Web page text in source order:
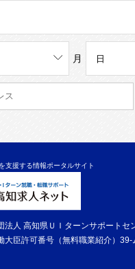
月
支援する情報ポータルサイト
法人 高知県ＵＩターンサポートセ
大臣許可番号（無料職業紹介）